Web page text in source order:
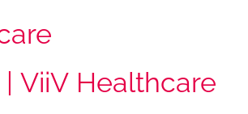
ViiV Healthcare